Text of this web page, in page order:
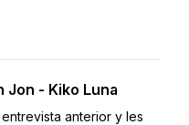
Jon - Kiko Luna
anterior y les